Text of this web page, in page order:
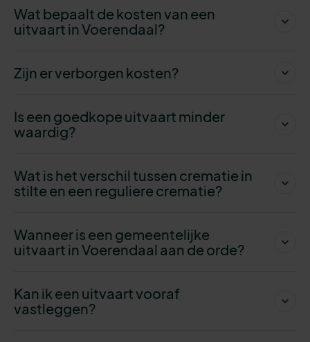
Wat bepaalt de kosten van een
uitvaart in Voerendaal?
Zijn er verborgen kosten?
Is een goedkope uitvaart minder
waardig?
Wat is het verschil tussen crematie in
stilte en een reguliere crematie?
Wanneer is een gemeentelijke
uitvaart in Voerendaal aan de orde?
Kan ik een uitvaart vooraf
vastleggen?